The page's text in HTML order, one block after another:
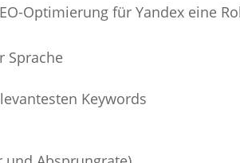
Optimierung für Yandex eine
Sprache
Keywords